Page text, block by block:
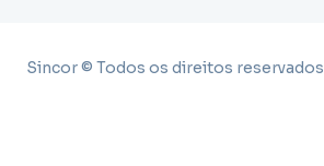
Sincor © Todos os direitos reservados